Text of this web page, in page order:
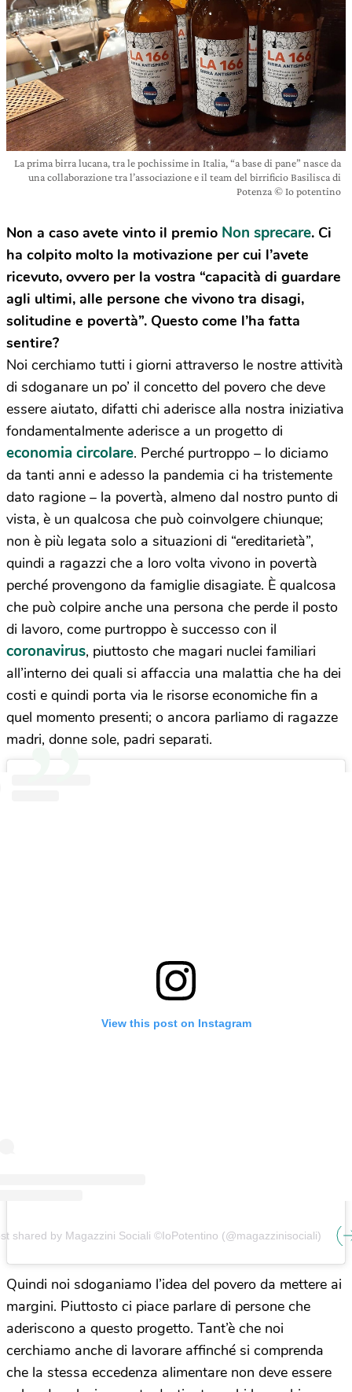
La prima birra lucana, tra le pochissime in Italia, “a base di pane” nasce da
una collaborazione tra l’associazione e il team del birrificio Basilisca di
Potenza © Io potentino
Non a caso avete vinto il premio Non sprecare. Ci
ha colpito molto la motivazione per cui l’avete
ricevuto, ovvero per la vostra “capacità di guardare
agli ultimi, alle persone che vivono tra disagi,
solitudine e povertà”. Questo come l’ha fatta
sentire?
Noi cerchiamo tutti i giorni attraverso le nostre attività
di sdoganare un po’ il concetto del povero che deve
essere aiutato, difatti chi aderisce alla nostra iniziativa
fondamentalmente aderisce a un progetto di
economia circolare. Perché purtroppo – lo diciamo
da tanti anni e adesso la pandemia ci ha tristemente
dato ragione – la povertà, almeno dal nostro punto di
vista, è un qualcosa che può coinvolgere chiunque;
non è più legata solo a situazioni di “ereditarietà”,
quindi a ragazzi che a loro volta vivono in povertà
perché provengono da famiglie disagiate. È qualcosa
che può colpire anche una persona che perde il posto
di lavoro, come purtroppo è successo con il
coronavirus, piuttosto che magari nuclei familiari
all’interno dei quali si affaccia una malattia che ha dei
costi e quindi porta via le risorse economiche fin a
quel momento presenti; o ancora parliamo di ragazze
madri, donne sole, padri separati.
View this post on Instagram
shared by Magazzini Sociali ©IoPotentino (@magazzinisociali)
Quindi noi sdoganiamo l’idea del povero da mettere ai
margini. Piuttosto ci piace parlare di persone che
aderiscono a questo progetto. Tant’è che noi
cerchiamo anche di lavorare affinché si comprenda
che la stessa eccedenza alimentare non deve essere